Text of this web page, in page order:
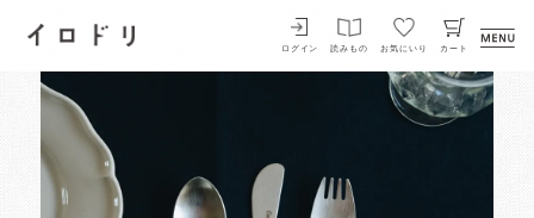
イロドリ
ログイン 読みもの お気にいり カート